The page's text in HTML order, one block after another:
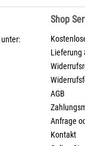
Shop
Lieferung
AGB
Anfrage
Kontakt